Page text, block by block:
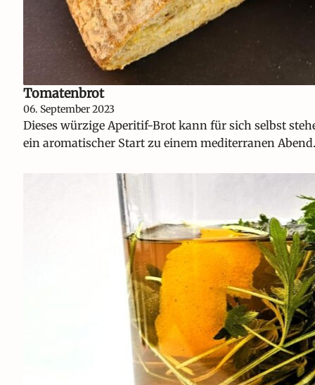
Tomatenbrot
06. September 2023
Dieses würzige Aperitif-Brot kann für sich selbst
ein aromatischer Start zu einem mediterranen Abend.